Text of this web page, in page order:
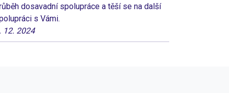
dosavadní spolupráce a těší se na další
s Vámi.
12. 2024